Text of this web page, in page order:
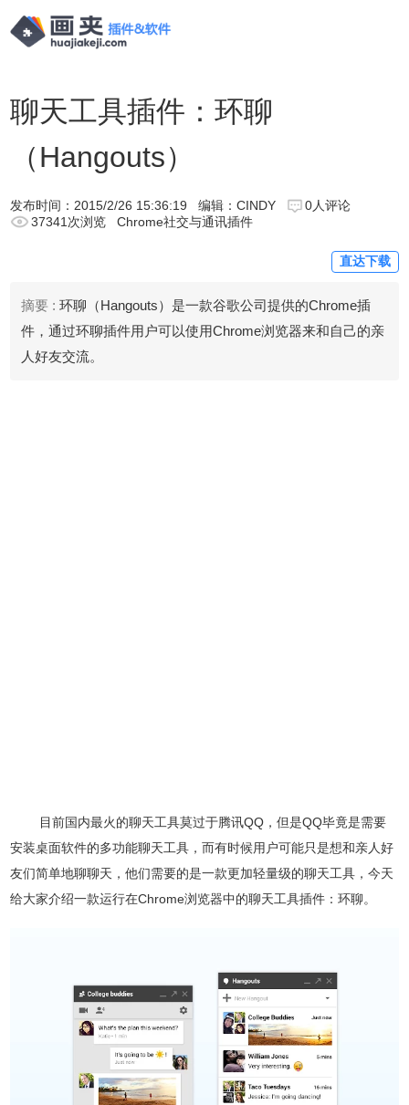
聊天工具插件：环聊
（Hangouts）
发布时间： 2015/2/26 15:36:19 编辑：CINDY
0人评论
37341次浏览
Chrome社交与通讯插件
直达下载
摘要 : 环聊（Hangouts）是一款谷歌公司提供的Chrome插
件，通过环聊插件用户可以使用Chrome浏览器来和自己的亲
人好友交流。
目前国内最火的聊天工具莫过于腾讯QQ，但是QQ毕竟是需要
安装桌面软件的多功能聊天工具，而有时候用户可能只是想和亲人好
友们简单地聊聊天，他们需要的是一款更加轻量级的聊天工具，今天
给大家介绍一款运行在Chrome浏览器中的聊天工具插件：环聊。